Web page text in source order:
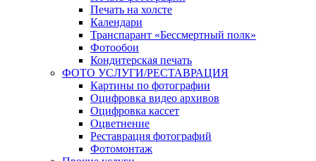
Печать на холсте
Календари
Транспарант «Бессмертный полк»
Фотообои
Кондитерская печать
ФОТО УСЛУГИ/РЕСТАВРАЦИЯ
Картины по фотографии
Оцифровка видео архивов
Оцифровка кассет
Оцветнение
Реставрация фотографий
Фотомонтаж